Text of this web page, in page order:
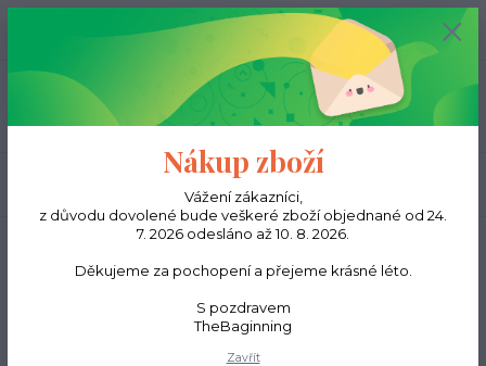
Menu
0,00 Kč
Šátky Hedvábná dvojitá šála - černé květy
Hedvábná dvojitá šála -
černé květy
Nákup zboží
Vážení zákazníci,
z důvodu dovolené bude veškeré zboží objednané od 24.
7. 2026 odesláno až 10. 8. 2026.
Děkujeme za pochopení a přejeme krásné léto.
S pozdravem
TheBaginning
Zavřít